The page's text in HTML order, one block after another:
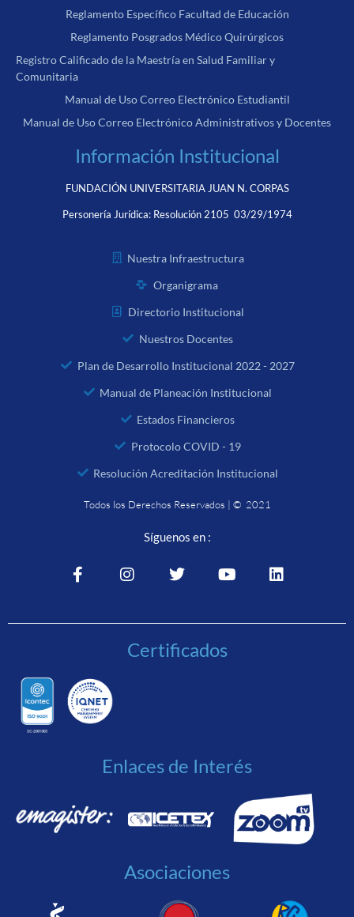
Reglamento Específico Facultad de Educación
Reglamento Posgrados Médico Quirúrgicos
Registro Calificado de la Maestría en Salud Familiar y
Comunitaria
Manual de Uso Correo Electrónico Estudiantil
Manual de Uso Correo Electrónico Administrativos y Docentes
Información Institucional
FUNDACIÓN UNIVERSITARIA JUAN N. CORPAS
Personería Jurídica: Resolución 2105 03/29/1974
Nuestra Infraestructura
Organigrama
Directorio Institucional
Nuestros Docentes
Plan de Desarrollo Institucional 2022 - 2027
Manual de Planeación Institucional
Estados Financieros
Protocolo COVID - 19
Resolución Acreditación Institucional
Todos los Derechos Reservados | © 2021
Síguenos en :
Certificados
Enlaces de Interés
Asociaciones